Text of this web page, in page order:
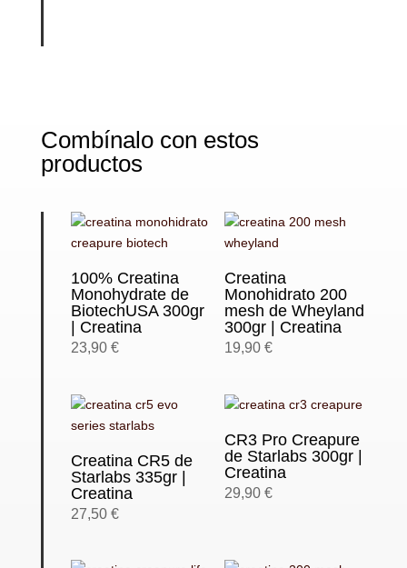
Combínalo con estos
productos
100% Creatina
Monohydrate de
BiotechUSA 300gr
| Creatina
23,90 €
Creatina
Monohidrato 200
mesh de Wheyland
300gr | Creatina
19,90 €
Creatina CR5 de
Starlabs 335gr |
Creatina
27,50 €
CR3 Pro Creapure
de Starlabs 300gr |
Creatina
29,90 €